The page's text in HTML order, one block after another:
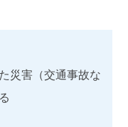
災害（交通事故な